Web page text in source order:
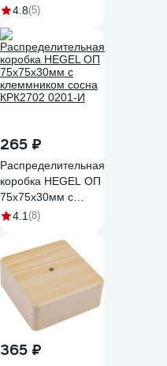
100x100x29, IP44,
UKO10-100-100-
029-K01
4.8(5)
265 ₽
Распределительная
коробка HEGEL ОП
75х75х30мм с
клеммником сосна
4.1 (8)
365 ₽